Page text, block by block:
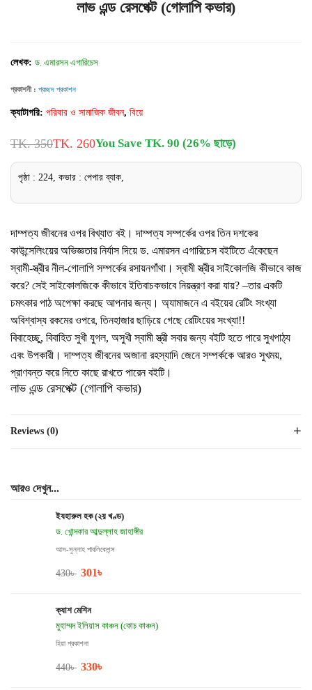
লাভ এন্ড রেসপেক্ট (গোলাপি কভার)
লেখক: ড. এমারসন এগারিচেস
প্রকাশনী : প্রচ্ছদ প্রকাশন
ক্যাটাগরি: পরিবার ও সামাজিক জীবন, বিয়ে
TK. 350TK. 260You Save TK. 90 (26% ছাড়ে)
পৃষ্ঠা : 224, কভার : পেপার ব্যাক,
দাম্পত্য জীবনের ওপর বিখ্যাত বই। দাম্পত্য সম্পর্কের ওপর তিন দশকের
কাউন্সেলিংয়ের অভিজ্ঞতার নির্যাস দিয়ে ড. এমারসন এগারিচেস বইটিতে এঁকেছেন
স্বামী-স্ত্রীর নীল-গোলাপি সম্পর্কের রসায়নগাঁথা। স্বামী স্ত্রীর সাইকোলজি কীভাবে কাজ
করে? সেই সাইকোলজিকে কীভাবে ইতিবাচকভাবে নিয়ন্ত্রণ করা যায়? –তার একটি
চমৎকার পাঠ অপেক্ষা করছে আপনার জন্য। অ্যামাজনে এ বইয়ের রেটিং সংখ্যা
অবিশ্বাস্য রকমের ওপরে, তিনহাজার ছাড়িয়ে গেছে রেটিংয়ের সংখ্যা!!
বিবাহেচ্ছু, বিবাহিত সুখী যুগল, অসুখী স্বামী স্ত্রী সবার জন্য বইটি হতে পারে সুখপাঠ্য
এবং উপকারী। দাম্পত্য জীবনের অজানা রহস্যাদি জেনে সম্পর্ককে আরও সুখময়,
প্রাণবন্ত করে নিতে কাছে রাখতে পারেন বইটি।
লাভ এন্ড রেসপেক্ট (গোলাপি কভার)
Reviews (0)
আরও দেখুন...
ইযহারুল হক (২য় খণ্ড)
ড. খোন্দকার আব্দুল্লাহ জাহাঙ্গীর
আস-সুন্নাহ পাবলিকেশন্স
430৳ 301৳
ক্যাশ মেশিন
মুহাম্মদ ইলিয়াস কাঞ্চন (কোচ কাঞ্চন)
হিয়া প্রকাশনা
440৳ 330৳